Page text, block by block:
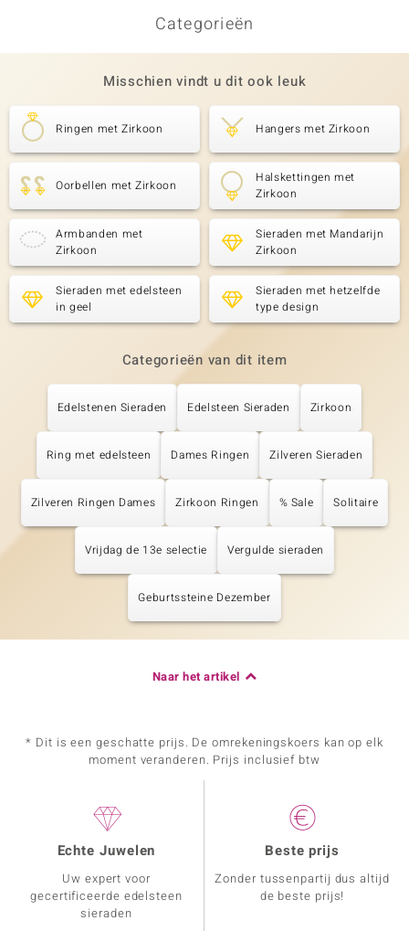
Categorieën
Misschien vindt u dit ook leuk
Ringen met Zirkoon Hangers met Zirkoon
Oorbellen met Zirkoon
Halskettingen met
Zirkoon
Armbanden met
Zirkoon
Sieraden met Mandarijn
Zirkoon
Sieraden met edelsteen
in geel
Sieraden met hetzelfde
type design
Categorieën van dit item
Edelstenen Sieraden Edelsteen Sieraden Zirkoon
Ring met edelsteen Dames Ringen Zilveren Sieraden
Zilveren Ringen Dames Zirkoon Ringen % Sale Solitaire
Vrijdag de 13e selectie Vergulde sieraden
Geburtssteine Dezember
Naar het artikel
* Dit is een geschatte prijs. De omrekeningskoers kan op elk
moment veranderen. Prijs inclusief btw
Echte Juwelen
Uw expert voor
gecertificeerde edelsteen
sieraden
Beste prijs
Zonder tussenpartij dus altijd
de beste prijs!